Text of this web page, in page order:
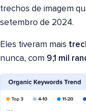
trechos de imagem
setembro de 2024.
Eles tiveram mais
nunca, com 9,1 mil